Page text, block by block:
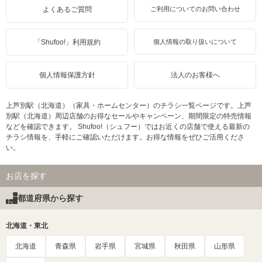
よくあるご質問 ご利用についてのお問い合わせ
「Shufoo!」利用規約 個人情報の取り扱いについて
個人情報保護方針 法人のお客様へ
上芦別駅（北海道）（家具・ホームセンター）のチラシ一覧ページです。上芦
別駅（北海道）周辺店舗のお得なセールやキャンペーン、期間限定の特売情報
などを確認できます。 Shufoo!（シュフー）ではお近くの店舗で使える最新の
チラシ情報を、手軽にご確認いただけます。お得な情報をぜひご活用くださ
い。
お店を探す
都道府県から探す
北海道・東北
北海道 青森県 岩手県 宮城県 秋田県 山形県